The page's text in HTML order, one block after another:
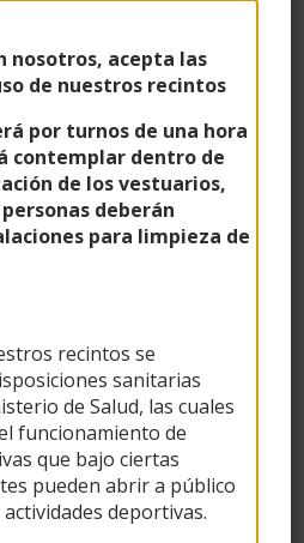
nosotros, acepta las
de nuestros recintos
por turnos de una hora
contemplar dentro de
de los vestuarios,
deberán
para limpieza de
recintos se
sanitarias
de Salud, las cuales
funcionamiento de
que bajo ciertas
pueden abrir a público
deportivas.